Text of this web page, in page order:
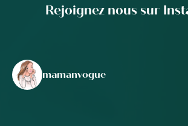
Rejoignez nous sur
mamanvogue